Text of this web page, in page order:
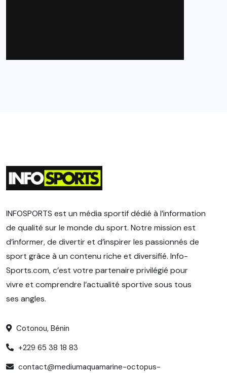
INFOSPORTS est un média sportif dédié à l’information
de qualité sur le monde du sport. Notre mission est
d’informer, de divertir et d’inspirer les passionnés de
sport grâce à un contenu riche et diversifié. Info-
Sports.com, c’est votre partenaire privilégié pour
vivre et comprendre l’actualité sportive sous tous
ses angles.
Cotonou, Bénin
+229 65 38 18 83
contact@mediumaquamarine-octopus-